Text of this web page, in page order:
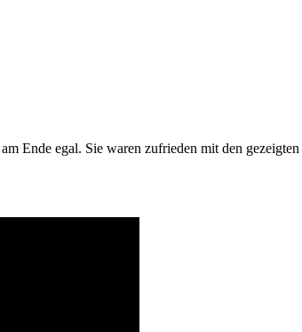
Ende egal. Sie waren zufrieden mit den